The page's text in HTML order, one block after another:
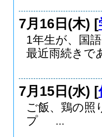
7月16日(木) [
1年生が、国
最近雨続きで
7月15日(水) [
ご飯、鶏の照
プ ...